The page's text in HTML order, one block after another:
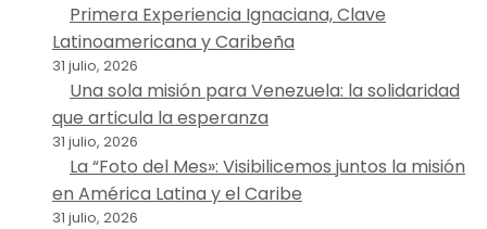
Primera Experiencia Ignaciana, Clave
Latinoamericana y Caribeña
31 julio, 2026
Una sola misión para Venezuela: la solidaridad
que articula la esperanza
31 julio, 2026
La “Foto del Mes»: Visibilicemos juntos la misión
en América Latina y el Caribe
31 julio, 2026